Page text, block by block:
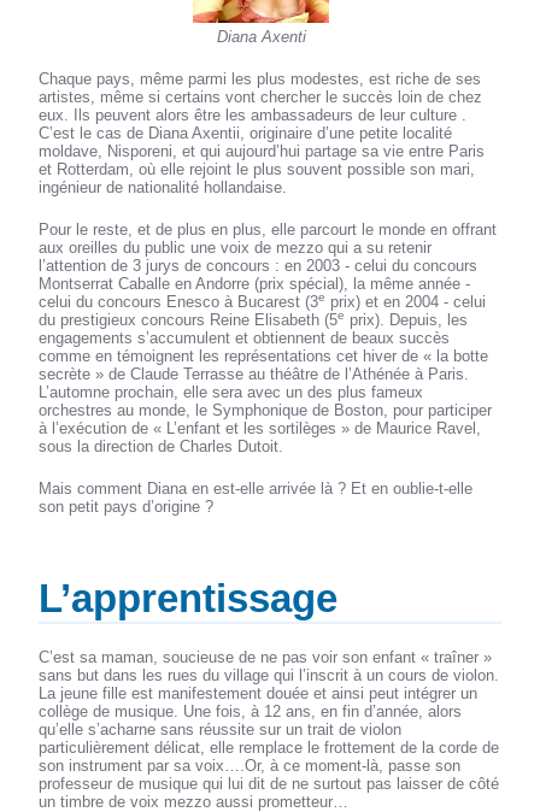
Diana Axenti
Chaque pays, même parmi les plus modestes, est riche de ses
artistes, même si certains vont chercher le succès loin de chez
eux. Ils peuvent alors être les ambassadeurs de leur culture .
C’est le cas de Diana Axentii, originaire d’une petite localité
moldave, Nisporeni, et qui aujourd’hui partage sa vie entre Paris
et Rotterdam, où elle rejoint le plus souvent possible son mari,
ingénieur de nationalité hollandaise.
Pour le reste, et de plus en plus, elle parcourt le monde en offrant
aux oreilles du public une voix de mezzo qui a su retenir
l’attention de 3 jurys de concours : en 2003 - celui du concours
Montserrat Caballe en Andorre (prix spécial), la même année -
celui du concours Enesco à Bucarest (3e prix) et en 2004 - celui
du prestigieux concours Reine Elisabeth (5e prix). Depuis, les
engagements s’accumulent et obtiennent de beaux succès
comme en témoignent les représentations cet hiver de « la botte
secrète » de Claude Terrasse au théâtre de l’Athénée à Paris.
L’automne prochain, elle sera avec un des plus fameux
orchestres au monde, le Symphonique de Boston, pour participer
à l’exécution de « L’enfant et les sortilèges » de Maurice Ravel,
sous la direction de Charles Dutoit.
Mais comment Diana en est-elle arrivée là ? Et en oublie-t-elle
son petit pays d’origine ?
L’apprentissage
C’est sa maman, soucieuse de ne pas voir son enfant « traîner »
sans but dans les rues du village qui l’inscrit à un cours de violon.
La jeune fille est manifestement douée et ainsi peut intégrer un
collège de musique. Une fois, à 12 ans, en fin d’année, alors
qu’elle s’acharne sans réussite sur un trait de violon
particulièrement délicat, elle remplace le frottement de la corde de
son instrument par sa voix….Or, à ce moment-là, passe son
professeur de musique qui lui dit de ne surtout pas laisser de côté
un timbre de voix mezzo aussi prometteur…